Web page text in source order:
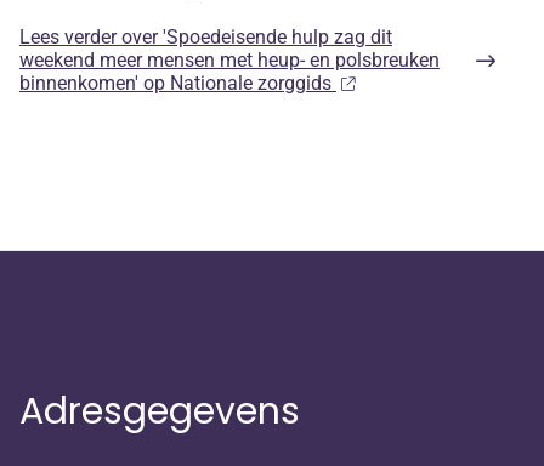
Lees verderover 'Spoedeisende hulp zag dit
weekend meer mensen met heup- en polsbreuken
binnenkomen' op Nationale zorggids
Adresgegevens